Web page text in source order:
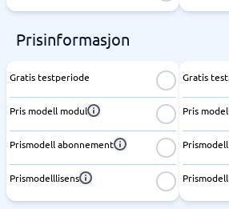
Prisinformasjon
Gratis testperiode
Pris modell modul
Prismodell abonnement
Prismodelllisens
Gratis
Pris